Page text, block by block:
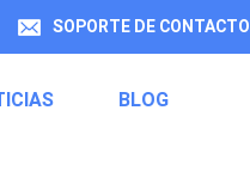
SOPORTE DE CONTACTO
BLOG